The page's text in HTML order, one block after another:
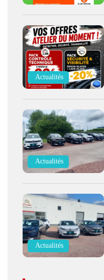
Actualités
Actualités
Actualités